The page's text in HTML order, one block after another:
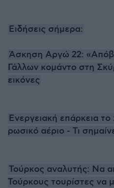
Ειδήσεις σήμερα:
Άσκηση Αργώ 22:
Γάλλων κομάντο στη
εικόνες
Ενεργειακή επάρκεια το
ρωσικό αέριο - Τι
Τούρκος αναλυτής: Να
Τούρκους τουρίστες να